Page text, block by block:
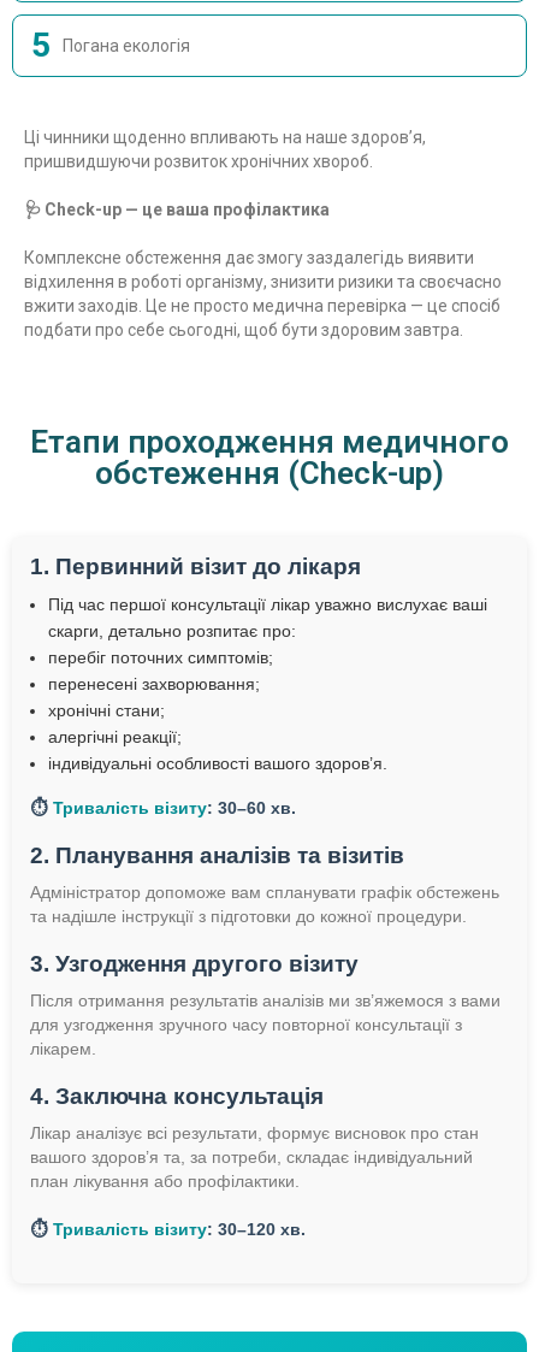
5 Погана екологія
Ці чинники щоденно впливають на наше здоров’я,
пришвидшуючи розвиток хронічних хвороб.
🩺 Check-up — це ваша профілактика
Комплексне обстеження дає змогу заздалегідь виявити
відхилення в роботі організму, знизити ризики та своєчасно
вжити заходів. Це не просто медична перевірка — це спосіб
подбати про себе сьогодні, щоб бути здоровим завтра.
Етапи проходження медичного
обстеження (Check-up)
1. Первинний візит до лікаря
Під час першої консультації лікар уважно вислухає ваші
скарги, детально розпитає про:
перебіг поточних симптомів;
перенесені захворювання;
хронічні стани;
алергічні реакції;
індивідуальні особливості вашого здоров’я.
⏱️ Тривалість візиту: 30–60 хв.
2. Планування аналізів та візитів
Адміністратор допоможе вам спланувати графік обстежень
та надішле інструкції з підготовки до кожної процедури.
3. Узгодження другого візиту
Після отримання результатів аналізів ми зв’яжемося з вами
для узгодження зручного часу повторної консультації з
лікарем.
4. Заключна консультація
Лікар аналізує всі результати, формує висновок про стан
вашого здоров’я та, за потреби, складає індивідуальний
план лікування або профілактики.
⏱️ Тривалість візиту: 30–120 хв.